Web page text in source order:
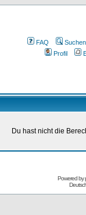
FAQ
Suchen
Profil
Du hast nicht die
Powered by